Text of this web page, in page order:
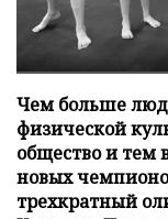
Чем больше
физической
общество и тем
новых
трехкратный